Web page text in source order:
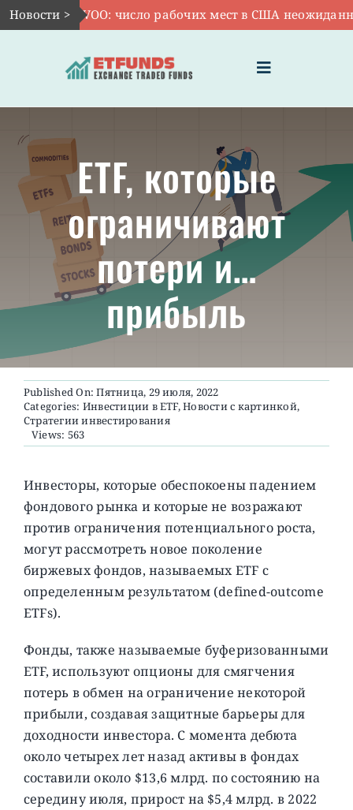
Skip
to
Новости >
Авг 7:VOO: число рабочих мест в США неожиданно
Toggle
Navigation
ГЛАВНАЯ
ЧТО ТАКОЕ ETF
ИНВЕСТИЦИИ В ETF
ТЕМАТИЧЕСКИЕ ETF
АКТУАЛЬНЫЕ
О ПРОЕКТЕ
ETF, которые
ограничивают
потери и…
прибыль
Published On: Пятница, 29 июля, 2022
Categories: Инвестиции в ETF,Новости с картинкой,
Стратегии инвестирования
Views: 563
Инвесторы, которые обеспокоены падением
фондового рынка и которые не возражают
против ограничения потенциального роста,
могут рассмотреть новое поколение
биржевых фондов, называемых ETF с
определенным результатом (defined-outcome
ETFs).
Фонды, также называемые буферизованными
ETF, используют опционы для смягчения
потерь в обмен на ограничение некоторой
прибыли, создавая защитные барьеры для
доходности инвестора. С момента дебюта
около четырех лет назад активы в фондах
составили около $13,6 млрд. по состоянию на
середину июля, прирост на $5,4 млрд. в 2022